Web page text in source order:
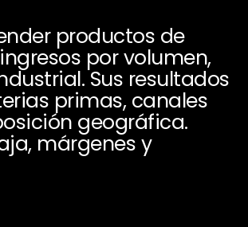
productos de
por volumen,
Sus resultados
primas, canales
geográfica.
márgenes y